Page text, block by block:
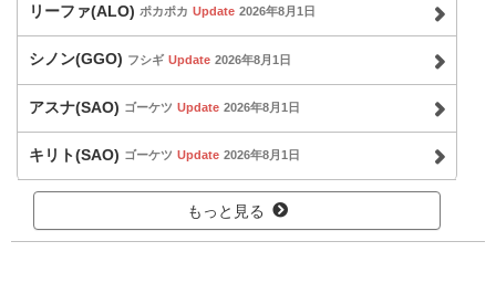
リーファ(ALO) ポカポカ Update 2026年8月1日
シノン(GGO) フシギ Update 2026年8月1日
アスナ(SAO) ゴーケツ Update 2026年8月1日
キリト(SAO) ゴーケツ Update 2026年8月1日
もっと見る